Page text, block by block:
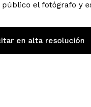
público el fotógrafo y
en alta resolución